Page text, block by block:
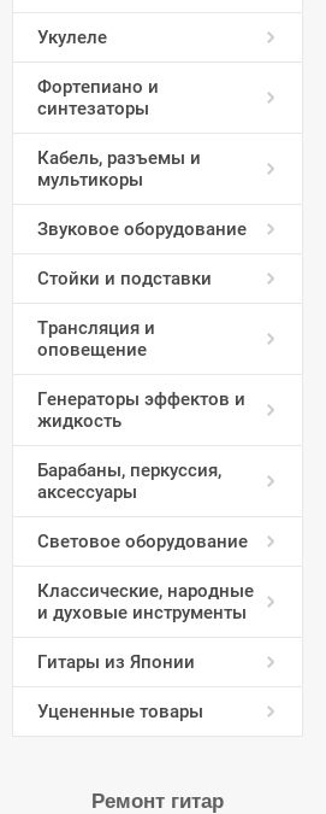
Укулеле
Фортепиано и
синтезаторы
Кабель, разъемы и
мультикоры
Звуковое оборудование
Стойки и подставки
Трансляция и
оповещение
Генераторы эффектов и
жидкость
Барабаны, перкуссия,
аксессуары
Световое оборудование
Классические, народные
и духовые инструменты
Гитары из Японии
Уцененные товары
Ремонт гитар